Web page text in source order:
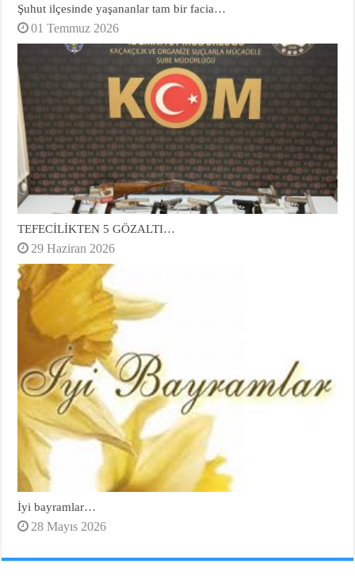
Şuhut ilçesinde yaşananlar tam bir facia…
01 Temmuz 2026
TEFECİLİKTEN 5 GÖZALTI…
29 Haziran 2026
İyi bayramlar…
28 Mayıs 2026